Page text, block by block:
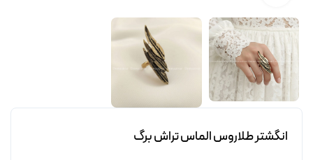
انگشتر طلاروس الماس تراش برگ